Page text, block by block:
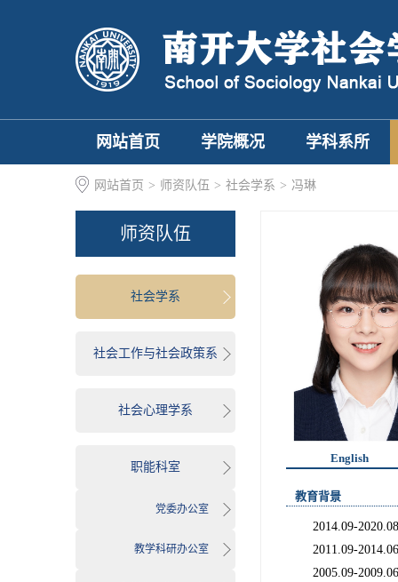
网站首页 学院概况 学科系所
网站首页 > 师资队伍 > 社会学系 > 冯琳
师资队伍
社会学系
社会工作与社会政策系
社会心理学系
职能科室
党委办公室
教学科研办公室
English
教育背景
2014.09-
2011.09-
2005.09-